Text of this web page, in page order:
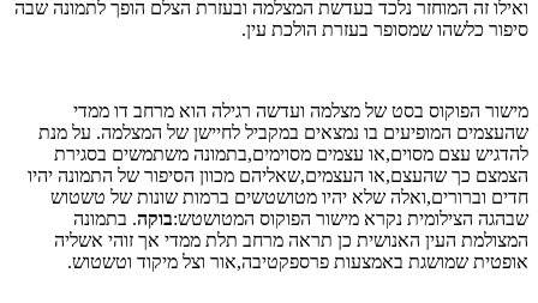
ואילו זה המוחזר נלכד בעדשת המצלמה ובעזרת הצלם הופך לתמונה שבה
סיפור כלשהו שמסופר בעזרת הולכת עין.
מישור הפוקוס בסט של מצלמה ועדשה רגילה הוא מרחב דו ממדי
שהעצמים המופיעים בו נמצאים במקביל לחיישן של המצלמה. על מנת
להדגיש עצם מסוים,או עצמים מסוימים,בתמונה משתמשים בסגירת
הצמצם כך שהעצם,או העצמים,שאליהם מכוון הסיפור של התמונה יהיו
חדים וברורים,ואלה שלא יהיו מטושטשים ברמות שונות של טשטוש
שבהגה הצילומית נקרא מישור הפוקוס המטושטש:בוקה. בתמונה
המצולמת העין האנושית כן תראה מרחב תלת ממדי אך זוהי אשליה
אופטית שמושגת באמצעות פרספקטיבה,אור וצל מיקוד וטשטוש.